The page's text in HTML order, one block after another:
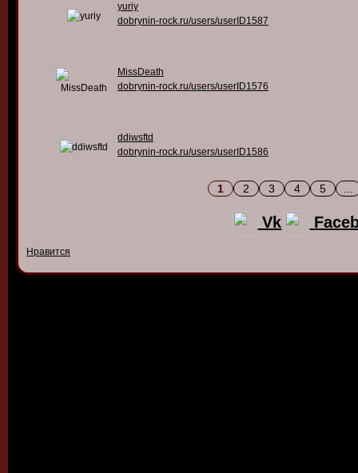
yuriy
dobrynin-rock.ru/users/userID1587
MissDeath
dobrynin-rock.ru/users/userID1576
ddiwsftd
dobrynin-rock.ru/users/userID1586
1 2 3 4 5
Vk
Нравится